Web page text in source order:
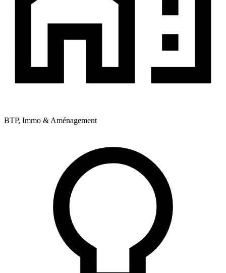
BTP, Immo & Aménagement